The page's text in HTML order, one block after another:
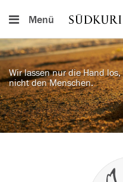
Menü
Wir lassen nur die Hand los,
nicht den Menschen.